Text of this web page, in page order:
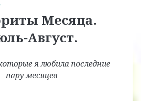
Месяца.
Август.
я любила последние
пару месяцев